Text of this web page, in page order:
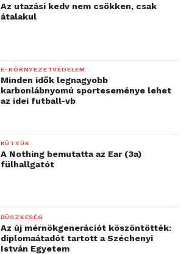
Az utazási kedv nem csökken, csak
átalakul
E-KÖRNYEZETVÉDELEM
Minden idők legnagyobb
karbonlábnyomú sporteseménye lehet
az idei futball-vb
KÜTYÜK
A Nothing bemutatta az Ear (3a)
fülhallgatót
BÜSZKESÉG
Az új mérnökgenerációt köszöntötték:
diplomaátadót tartott a Széchenyi
István Egyetem